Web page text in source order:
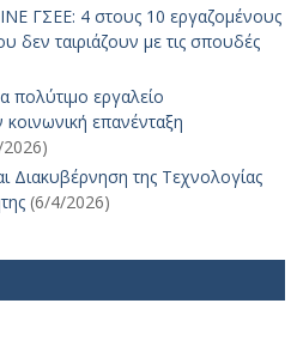
ΓΣΕΕ: 4 στους 10 εργαζομένους
δεν ταιριάζουν με τις σπουδές
εργαλείο
επανένταξη
Διακυβέρνηση της Τεχνολογίας
(6/4/2026)